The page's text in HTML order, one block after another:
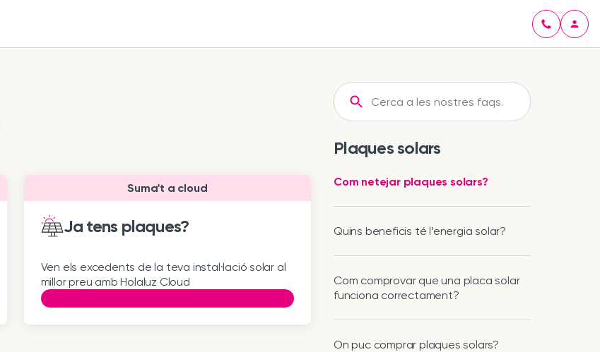
Suma't a cloud
Ja tens plaques?
Ven els excedents de la teva instal·lació solar al
millor preu amb Holaluz Cloud
Plaques solars
Com netejar plaques solars?
Quins beneficis té l’energia solar?
Com comprovar que una placa solar
funciona correctament?
On puc comprar plaques solars?